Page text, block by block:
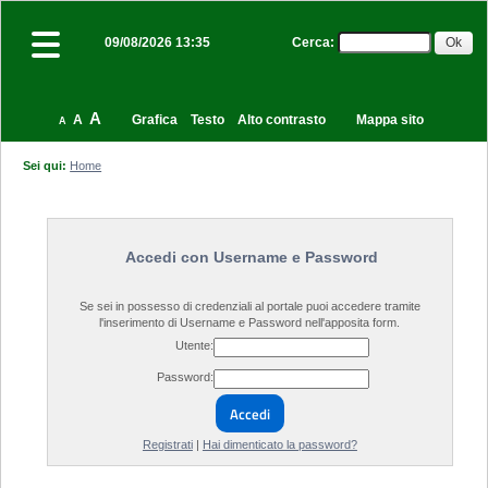
09/08/2026 13:35 Cerca:
A A A Grafica Testo Alto contrasto Mappa sito
Sei qui: Home
Accedi con Username e Password
Se sei in possesso di credenziali al portale puoi accedere tramite
l'inserimento di Username e Password nell'apposita form.
Utente:
Password:
Accedi
Registrati| Hai dimenticato la password?